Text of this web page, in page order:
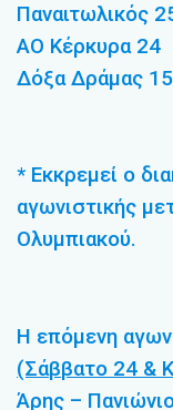
Παναιτωλικός
ΑΟ Κέρκυρα 24
Δόξα Δράμας 15
* Εκκρεμεί ο
αγωνιστικής
Ολυμπιακού.
Η επόμενη
(Σάββατο 24 &
Άρης –